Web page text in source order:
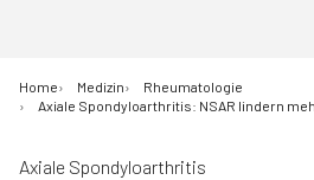
Home Medizin
Rheumatologie
Axiale Spondyloarthritis: NSAR lindern
Axiale Spondyloarthritis